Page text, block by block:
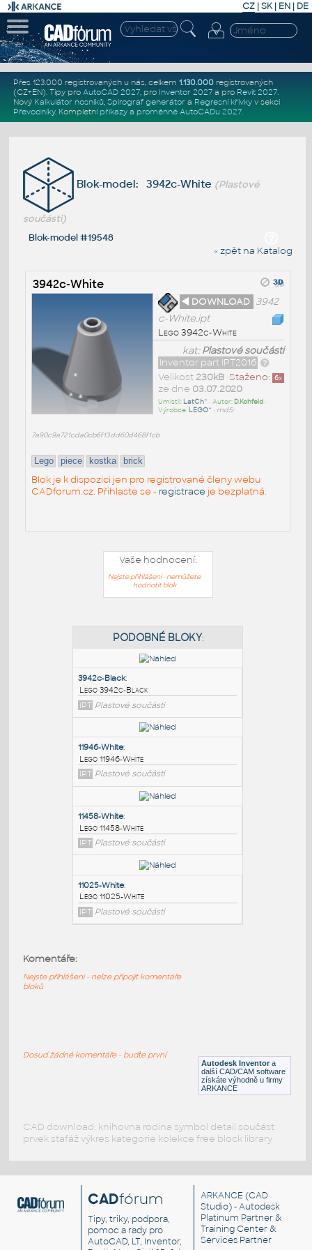
CZ | SK| EN | DE
Přes 123.000 registrovaných u nás, celkem 1.130.000registrovaných
(CZ+EN). Tipy pro AutoCAD 2027, pro Inventor 2027a pro Revit 2027.
Nový Kalkulátor nosníků, Spirograf generátor a Regresní křivkyv sekci
Převodníky. Kompletní příkazya proměnné AutoCADu 2027.
Blok-model: 3942c-White (Plastové
součásti)
Blok-model #19548
« zpět na Katalog
3942c-White
◄ DOWNLOAD 3942
c-White.ipt
Lego 3942c-White
kat:Plastové součásti
Inventor part IPT2016
Staženo: 6x
Velikost 230kB•
ze dne 03.07.2020
Umístil: LatCh^ • Autor: D.Kohfeld•
Výrobce: LEGO^ • md5:
7a90c9a721cda0cb6f13dd60d468f1cb
Lego piece kostka brick
Blok je k dispozici jen pro registrované členy webu
CADforum.cz. Přihlaste se - registrace je bezplatná.
Vaše hodnocení:
Nejste přihlášeni - nemůžete
hodnotit blok
3942c-Black:
Lego 3942c-Black
IPT Plastové součásti
11946-White:
Lego 11946-White
IPT Plastové součásti
Lego 11458-White
Lego 11025-White
Autodesk Inventor a
další CAD/CAM software
získáte výhodně u firmy
ARKANCE
Komentáře:
Nejste přihlášeni - nelze připojit komentáře
bloků
Dosud žádné komentáře - buďte první
CAD download: knihovna rodina symbol detail součást
prvek stafáž výkres kategorie kolekce free block library
CADfórum
Tipy, triky, podpora,
pomoc a rady pro
AutoCAD, LT, Inventor,
ARKANCE (CAD
Studio) - Autodesk
Platinum Partner &
Training Center &
Services Partner